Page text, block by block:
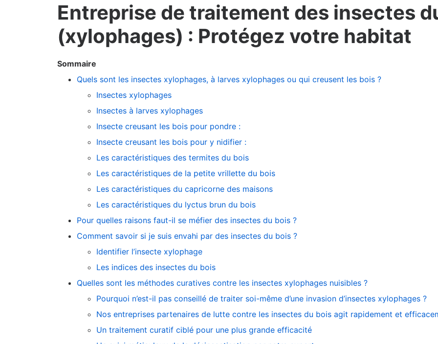
Entreprise de traitement des insectes
(xylophages) : Protégez votre habitat
Sommaire
Quels sont les insectes xylophages, à larves xylophages ou qui creusent les bois ?
Insectes xylophages
Insectes à larves xylophages
Insecte creusant les bois pour pondre :
Insecte creusant les bois pour y nidifier :
Les caractéristiques des termites du bois
Les caractéristiques de la petite vrillette du bois
Les caractéristiques du capricorne des maisons
Les caractéristiques du lyctus brun du bois
Pour quelles raisons faut-il se méfier des insectes du bois ?
Comment savoir si je suis envahi par des insectes du bois ?
Identifier l’insecte xylophage
Les indices des insectes du bois
Quelles sont les méthodes curatives contre les insectes xylophages nuisibles ?
Pourquoi n’est-il pas conseillé de traiter soi-même d’une invasion d’insectes xylophages ?
Nos entreprises partenaires de lutte contre les insectes du bois agit rapidement et
Un traitement curatif ciblé pour une plus grande efficacité